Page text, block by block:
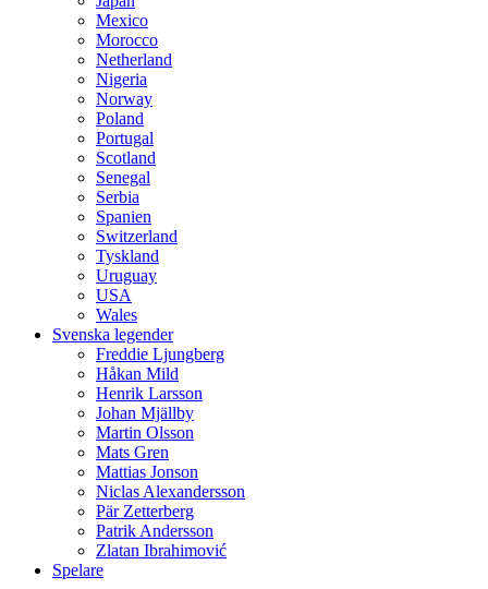
Mexico
Morocco
Netherland
Nigeria
Norway
Poland
Portugal
Scotland
Senegal
Serbia
Spanien
Switzerland
Tyskland
Uruguay
USA
Wales
Svenska legender
Freddie Ljungberg
Håkan Mild
Henrik Larsson
Johan Mjällby
Martin Olsson
Mats Gren
Mattias Jonson
Niclas Alexandersson
Pär Zetterberg
Patrik Andersson
Zlatan Ibrahimović
Spelare